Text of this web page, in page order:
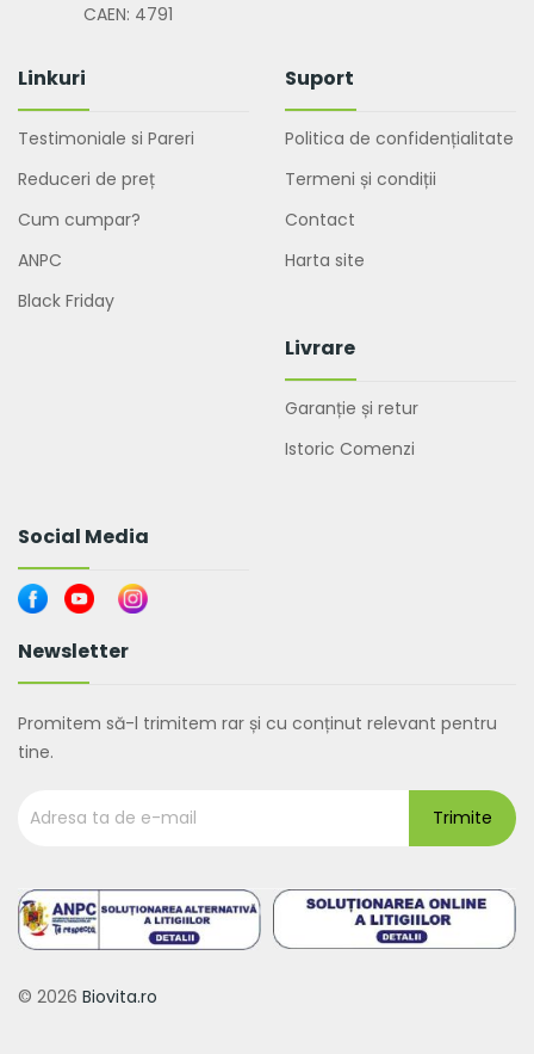
CAEN: 4791
Linkuri
Testimoniale si Pareri
Reduceri de preț
Cum cumpar?
ANPC
Black Friday
Suport
Politica de confidențialitate
Termeni și condiții
Contact
Harta site
Livrare
Garanție și retur
Istoric Comenzi
Social Media
Newsletter
Promitem să-l trimitem rar și cu conținut relevant pentru
tine.
© 2026 Biovita.ro